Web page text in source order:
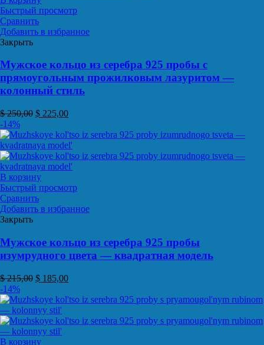
Быстрый просмотр
Сравнить
Добавить в избранное
Закрыть
Мужское кольцо из серебра 925 пробы с
прямоугольным прожилковым лазуритом —
колонный стиль
$250,00 $ 225,00
-14%
В корзину
Быстрый просмотр
Сравнить
Добавить в избранное
Закрыть
Мужское кольцо из серебра 925 пробы
изумрудного цвета — квадратная модель
$215,00 $ 185,00
-14%
В корзину